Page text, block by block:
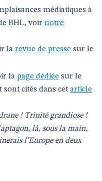
médiatiques à
BHL, voir notre
la revue de presse sur le
la page dédiée sur le
sont cités dans cet article
! Trinité grandiose !
là, sous la main,
l’Europe en deux